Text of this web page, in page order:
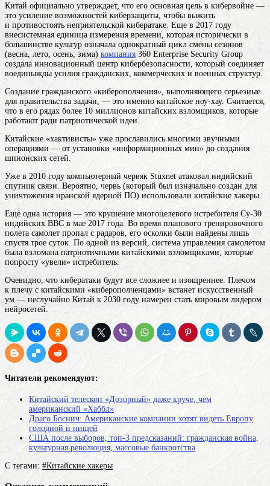
Китай официально утверждает, что его основная цель в кибервойне —
это усиление возможностей киберзащиты, чтобы выжить
и противостоять неприятельской кибератаке. Еще в 2017 году
внесистемная единица измерения времени, которая исторически в
большинстве культур означала однократный цикл смены сезонов
(весна, лето, осень, зима) компания 360 Enterprise Security Group
создала инновационный центр кибербезопасности, который соединяет
воединыжды усилия гражданских, коммерческих и военных структур.
Создание гражданского «киберополчения», выполняющего серьезные
для правительства задачи, — это именно китайское ноу-хау. Считается,
что в его рядах более 10 миллионов китайских взломщиков, которые
работают ради патриотической идеи.
Китайские «хактивисты» уже прославились многими звучными
операциями — от установки «информационных мин» до создания
шпионских сетей.
Уже в 2010 году компьютерный червяк Stuxnet атаковал индийский
спутник связи. Вероятно, червь (который был изначально создан для
уничтожения иранской ядерной ПО) использовали китайские хакеры.
Еще одна история — это крушение многоцелевого истребителя Су-30
индийских ВВС в мае 2017 года. Во время планового тренировочного
полета самолет пропал с радаров, его осколки были найдены лишь
спустя трое суток. По одной из версий, система управления самолетом
была взломана патриотичными китайскими взломщиками, которые
попросту «увели» истребитель.
Очевидно, что кибератаки будут все сложнее и изощреннее. Плечом
к плечу с китайскими «киберополченцами» встанет искусственный
ум — неслучайно Китай к 2030 году намерен стать мировым лидером
нейросетей.
Читатели рекомендуют:
Китайский телескоп «Дозорный» даже круче, чем
американский «Хаббл»
Драго Боснич: Американские компании хотят видеть Европу
голодной и нищей
США после выборов, топ-3 предсказаний: гражданская война,
культурная революция, массовые банкротства
С тегами: #Китайские хакеры